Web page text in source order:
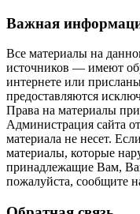
Важная
Все материалы на
источников — имеют
интернете или
предоставляются
Права на материалы
Администрация сайта
материала не несет.
материалы, которые
принадлежащие Вам,
пожалуйста, сообщите